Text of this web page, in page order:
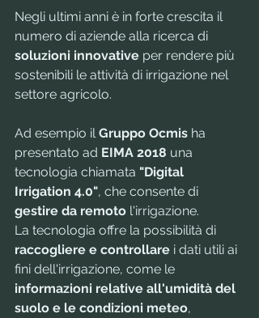
Negli ultimi anni è in forte crescita il
numero di aziende alla ricerca di
soluzioni innovative per rendere più
sostenibili le attività di irrigazione nel
settore agricolo.
Ad esempio il Gruppo Ocmis ha
presentato ad EIMA 2018 una
tecnologia chiamata "Digital
Irrigation 4.0", che consente di
gestire da remoto l'irrigazione.
La tecnologia offre la possibilità di
raccogliere e controllare i dati utili ai
fini dell'irrigazione, come le
informazioni relative all'umidità del
suolo e le condizioni meteo,